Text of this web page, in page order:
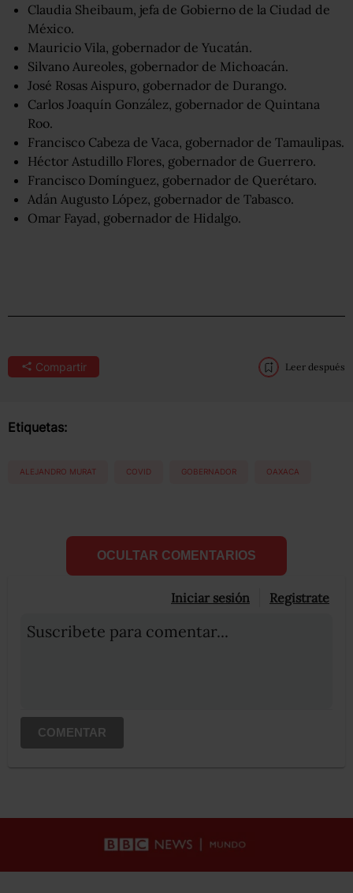
Claudia Sheibaum , jefa de Gobierno de la Ciudad de
México.
Mauricio Vila, gobernador de Yucatán.
Silvano Aureoles , gobernador de Michoacán.
José Rosas Aispuro, gobernador de Durango.
Carlos Joaquín González, gobernador de Quintana
Roo.
Francisco Cabeza de Vaca, gobernador de Tamaulipas.
Héctor Astudillo Flores, gobernador de Guerrero.
Francisco Domínguez, gobernador de Querétaro.
Adán Augusto López, gobernador de Tabasco.
Omar Fayad, gobernador de Hidalgo.
Compartir Leer después
Etiquetas:
ALEJANDRO MURAT COVID GOBERNADOR OAXACA
OCULTAR COMENTARIOS
Iniciar sesión Registrate
Suscribete para comentar...
COMENTAR